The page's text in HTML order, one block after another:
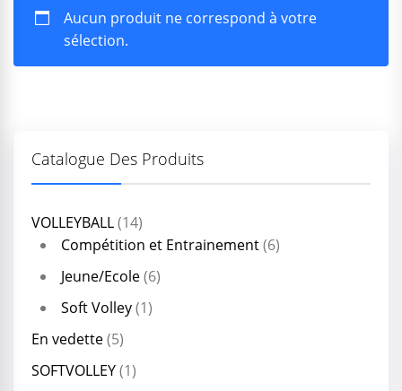
Aucun produit ne correspond à votre
sélection.
Catalogue Des Produits
VOLLEYBALL(14)
Compétition et Entrainement(6)
Jeune/Ecole(6)
Soft Volley(1)
En vedette(5)
SOFTVOLLEY(1)